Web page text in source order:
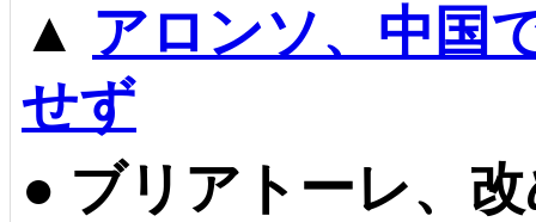
▲ アロンソ、中国
せず
● ブリアトーレ、